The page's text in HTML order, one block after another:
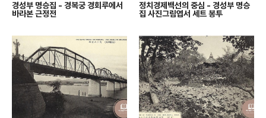
경성부 명승집 - 경복궁 경회루에서
바라본 근정전
정치경제백선의 중심 - 경성부 명승
집 사진그림엽서 세트 봉투